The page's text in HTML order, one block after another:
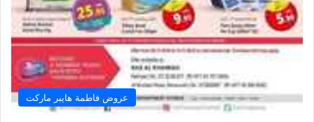
عروض فاطمة هايبر ماركت